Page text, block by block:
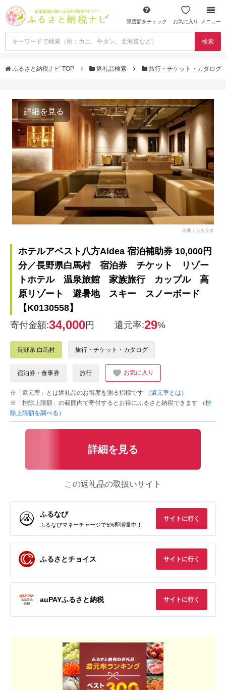
限度額をチェック お気に入り メニュー
検索
ふるさと納税ナビ TOP 返礼品検索 旅行・チケット・カタログ
詳細を見る
出典：ふるラボ
ホテルアベスト八方Aldea 宿泊補助券 10,000円
分／長野県白馬村 宿泊券 チケット リゾー
トホテル 温泉旅館 家族旅行 カップル 高
原リゾート 避暑地 スキー スノーボード
【K0130558】
寄付金額:34,000円 還元率:29%
長野県 白馬村 旅行・チケット・カタログ
宿泊券・食事券 旅行 お気に入り
※「還元率」とは返礼品のお得度を測る指標です
（還元率とは）
※「控除上限額」の範囲内で寄付するとお得にふるさと納税できます
（控
除上限額を調べる）
詳細を見る
この返礼品の取扱いサイト
ふるなび
ふるなびマネーチャージで5%即増量中！
サイトに行く
ふるさとチョイス サイトに行く
auPAYふるさと納税 サイトに行く